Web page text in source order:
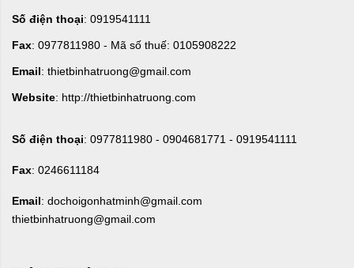
Số điện thoại: 0919541111
Fax: 0977811980 - Mã số thuế: 0105908222
Email: thietbinhatruong@gmail.com
Website: http://thietbinhatruong.com
Số điện thoại: 0977811980 - 0904681771 - 0919541111
Fax: 0246611184
Email: dochoigonhatminh@gmail.com
thietbinhatruong@gmail.com